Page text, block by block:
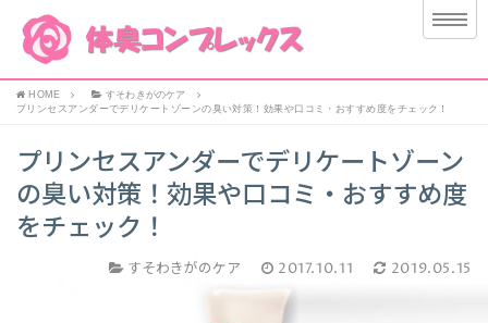
HOME
すそわきがのケア
プリンセスアンダーでデリケートゾーンの臭い対策！効果や口コミ・おすすめ度をチェック！
プリンセスアンダーでデリケートゾーン
の臭い対策！効果や口コミ・おすすめ度
をチェック！
すそわきがのケア 2017.10.11 2019.05.15